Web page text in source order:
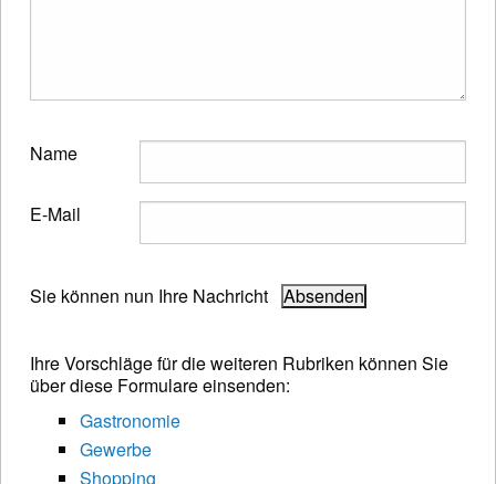
Name
E-Mail
Sie können nun Ihre Nachricht
Ihre Vorschläge für die weiteren Rubriken können Sie
über diese Formulare einsenden:
Gastronomie
Gewerbe
Shopping